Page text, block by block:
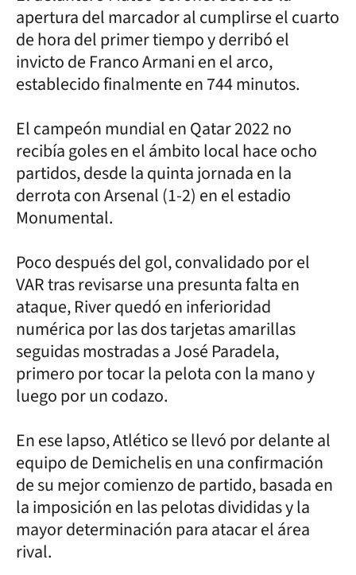
apertura del marcador al cumplirse el cuarto
de hora del primer tiempo y derribó el
invicto de Franco Armani en el arco,
establecido finalmente en 744 minutos.
El campeón mundial en Qatar 2022 no
recibía goles en el ámbito local hace ocho
partidos, desde la quinta jornada en la
derrota con Arsenal (1-2) en el estadio
Monumental.
Poco después del gol, convalidado por el
VAR tras revisarse una presunta falta en
ataque, River quedó en inferioridad
numérica por las dos tarjetas amarillas
seguidas mostradas a José Paradela,
primero por tocar la pelota con la mano y
luego por un codazo.
En ese lapso, Atlético se llevó por delante al
equipo de Demichelis en una confirmación
de su mejor comienzo de partido, basada en
la imposición en las pelotas divididas y la
mayor determinación para atacar el área
rival.